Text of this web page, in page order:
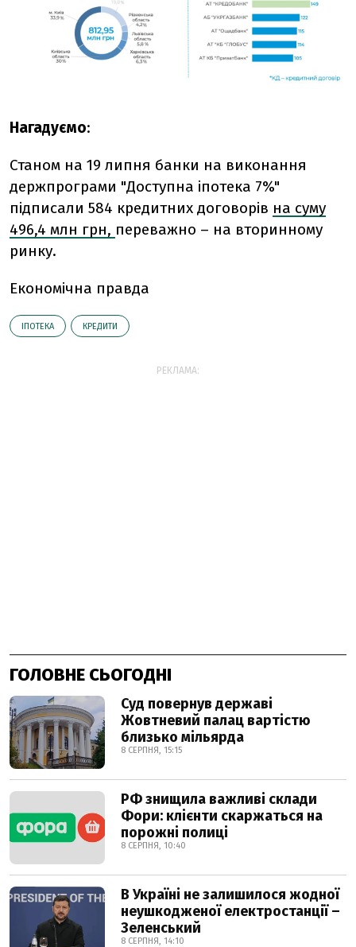
Нагадуємо:
Станом на 19 липня банки на виконання
держпрограми "Доступна іпотека 7%"
підписали 584 кредитних договорів на суму
496,4 млн грн, переважно – на вторинному
ринку.
Економічна правда
ІПОТЕКА КРЕДИТИ
РЕКЛАМА:
ГОЛОВНЕ СЬОГОДНІ
Суд повернув державі
Жовтневий палац вартістю
близько мільярда
8 СЕРПНЯ, 15:15
РФ знищила важливі склади
Фори: клієнти скаржаться на
порожні полиці
8 СЕРПНЯ, 10:40
В Україні не залишилося жодної
неушкодженої електростанції –
Зеленський
8 СЕРПНЯ, 14:10